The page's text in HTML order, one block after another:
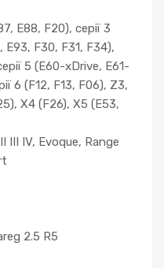
E88, F20), серії 3
E93, F30, F31, F34),
5 (E60-xDrive, E61-
6 (F12, F13, F06), Z3,
X4 (F26), X5 (E53,
III IV, Evoque, Range
2.5 R5